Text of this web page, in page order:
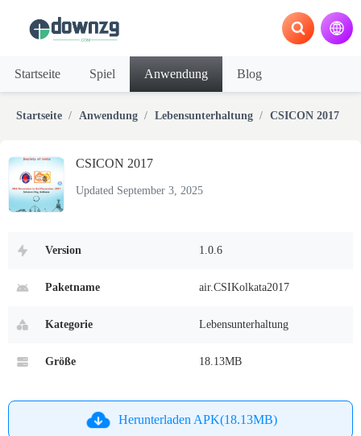
Startseite Spiel Anwendung Blog
Startseite Anwendung Lebensunterhaltung CSICON 2017
CSICON 2017
Updated September 3, 2025
Version 1.0.6
Paketname air.CSIKolkata2017
Kategorie Lebensunterhaltung
Größe 18.13MB
Herunterladen APK(18.13MB)